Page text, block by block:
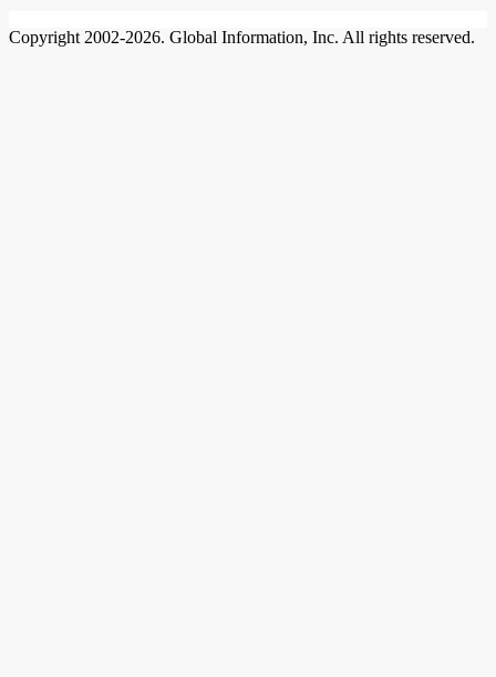
Copyright 2002-2026. Global Information, Inc. All rights reserved.